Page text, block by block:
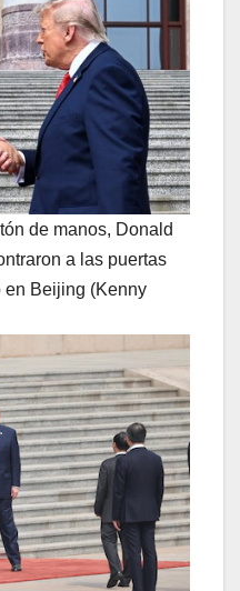
de manos, Donald
a las puertas
en Beijing (Kenny